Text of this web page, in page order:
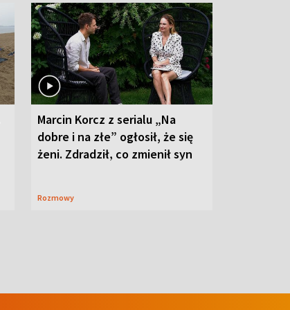
Marcin Korcz z serialu „Na
dobre i na złe” ogłosił, że się
żeni. Zdradził, co zmienił syn
Rozmowy